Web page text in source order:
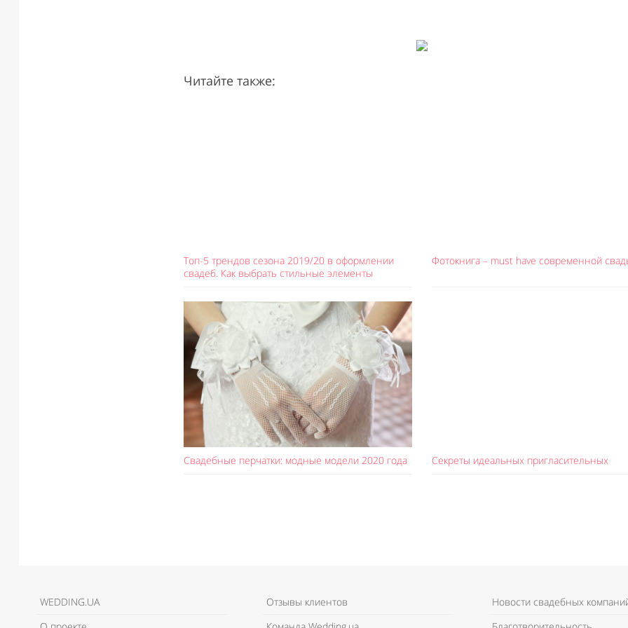
Читайте также:
Топ-5 трендов сезона 2019/20 в оформлении
свадеб. Как выбрать стильные элементы
Фотокнига – must have современной
Свадебные перчатки: модные модели 2020 года Секреты идеальных пригласительных
WEDDING.UA
Отзывы клиентов
Новости свадебных